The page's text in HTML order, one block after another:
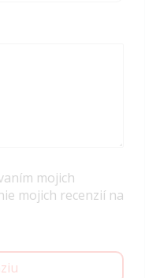
mojich
mojich recenzií na